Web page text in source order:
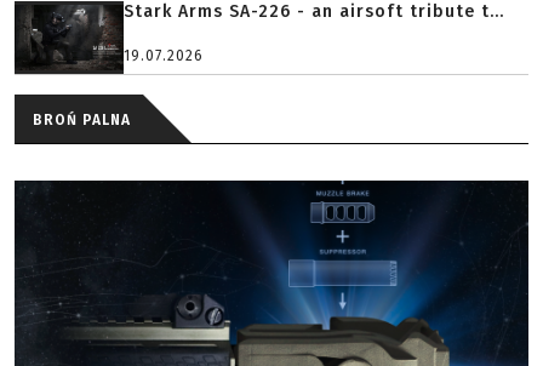
Stark Arms SA-226 - an airsoft tribute t...
19.07.2026
BROŃ PALNA